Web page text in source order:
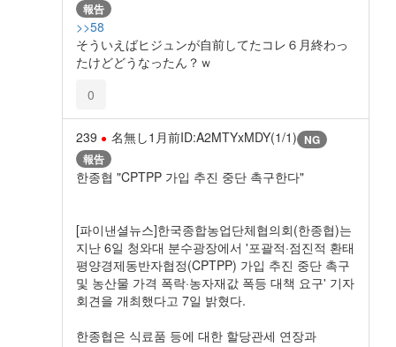
報告
>>58
そういえばヒジュンが自前してたコレ６月終わっ
たけどどうなったん？ｗ
0
239 名無し1月前ID:A2MTYxMDY(1/1) NG
報告
한종협 "CPTPP 가입 추진 중단 촉구한다"
[파이낸셜뉴스]한국종합농업단체협의회(한종협)는
지난 6일 청와대 분수광장에서 '포괄적·점진적 환태
평양경제동반자협정(CPTPP) 가입 추진 중단 촉구
및 농산물 가격 폭락·농자재값 폭등 대책 요구' 기자
회견을 개최했다고 7일 밝혔다.
한종협은 식료품 등에 대한 할당관세 연장과